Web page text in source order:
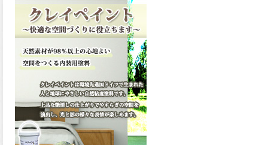
2026.03.13
滑らかな塗膜は従来の屋根用
塗料と比べ、滑らかな塗膜表
面を形成し、光沢が高く、抜
群の仕上がり性を提供、一液
プレミアムルーフシリコンが
新しく販売開始致しました。
ご購入はこちらから。
2026.03.12
無機顔料の表面を高緻密ダブ
ルシールド層でガードするこ